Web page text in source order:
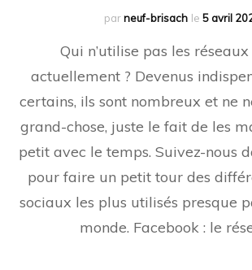
parneuf-brisach le 5 avril
Qui n’utilise pas les
actuellement ? Devenus
certains, ils sont nombreux et ne
grand-chose, juste le fait de les
petit avec le temps. Suivez-nous
pour faire un petit tour des
sociaux les plus utilisés presque
monde. Facebook : le